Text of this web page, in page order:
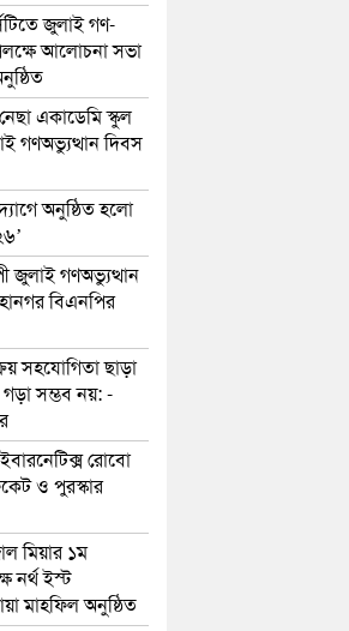
জুলাই গণ-
আলোচনা সভা
একাডেমি স্কুল
গণঅভ্যুত্থান দিবস
অনুষ্ঠিত হলো
জুলাই গণঅভ্যুত্থান
বিএনপির
সহযোগিতা ছাড়া
গড়া সম্ভব নয়: -
রোবো
ও পুরস্কার
মিয়ার ১ম
নর্থ ইস্ট
মাহফিল অনুষ্ঠিত